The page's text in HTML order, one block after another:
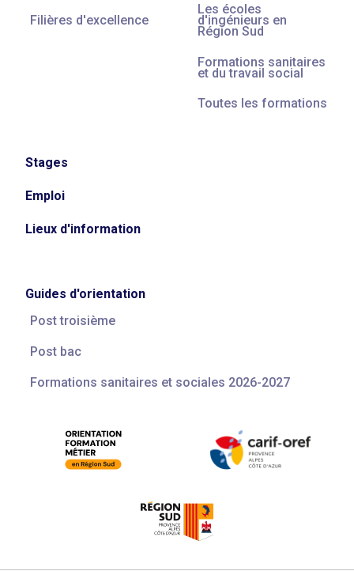
Filières d'excellence
Les écoles
d'ingénieurs en
Région Sud
Formations sanitaires
et du travail social
Toutes les formations
Stages
Emploi
Lieux d'information
Guides d'orientation
Post troisième
Post bac
Formations sanitaires et sociales 2026-2027